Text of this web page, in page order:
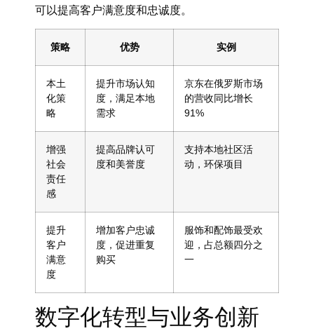
可以提高客户满意度和忠诚度。
策略 优势 实例
本土
化策
略
提升市场认知
度，满足本地
需求
京东在俄罗斯市场
的营收同比增长
91%
增强
社会
责任
感
提高品牌认可
度和美誉度
支持本地社区活
动，环保项目
提升
客户
满意
度
增加客户忠诚
度，促进重复
购买
服饰和配饰最受欢
迎，占总额四分之
一
数字化转型与业务创新